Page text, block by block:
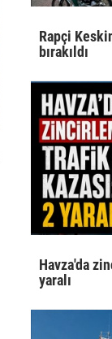
Rapçi
bırakıldı
Havza'da
yaralı